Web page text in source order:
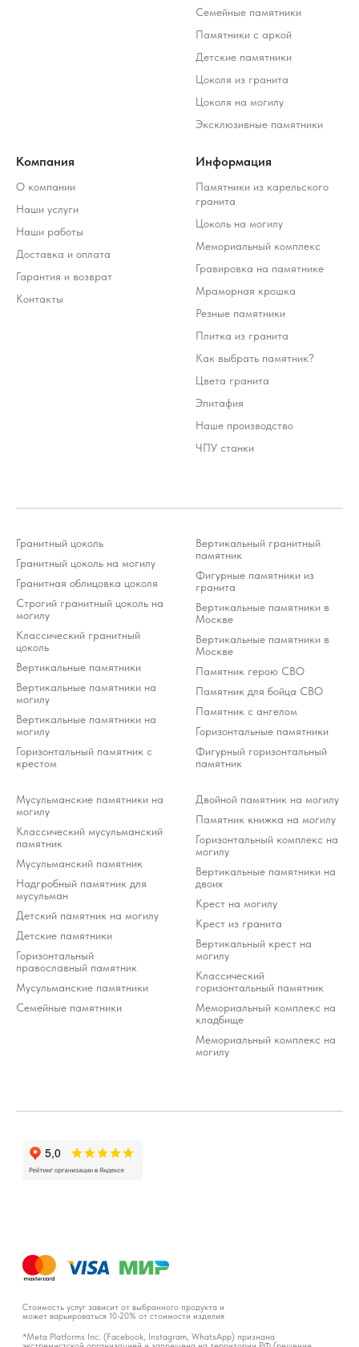
Семейные памятники
Памятники с аркой
Детские памятники
Цоколя из гранита
Цоколя на могилу
Эксклюзивные памятники
Компания
О компании
Наши услуги
Наши работы
Доставка и оплата
Гарантия и возврат
Контакты
Информация
Памятники из карельского
гранита
Цоколь на могилу
Мемориальный комплекс
Гравировка на памятнике
Мраморная крошка
Резные памятники
Плитка из гранита
Как выбрать памятник?
Цвета гранита
Эпитафия
Наше производство
ЧПУ станки
Гранитный цоколь
Гранитный цоколь на могилу
Гранитная облицовка цоколя
Строгий гранитный цоколь на
могилу
Классический гранитный
цоколь
Вертикальные памятники
Вертикальные памятники на
могилу
Вертикальные памятники на
могилу
Горизонтальный памятник с
крестом
Вертикальный гранитный
памятник
Фигурные памятники из
гранита
Вертикальные памятники в
Москве
Вертикальные памятники в
Москве
Памятник герою СВО
Памятник для бойца СВО
Памятник с ангелом
Горизонтальные памятники
Фигурный горизонтальный
памятник
Мусульманские памятники на
могилу
Классический мусульманский
памятник
Мусульманский памятник
Надгробный памятник для
мусульман
Детский памятник на могилу
Детские памятники
Горизонтальный
православный памятник
Мусульманские памятники
Семейные памятники
Двойной памятник на могилу
Памятник книжка на могилу
Горизонтальный комплекс на
могилу
Вертикальные памятники на
двоих
Крест на могилу
Крест из гранита
Вертикальный крест на
могилу
Классический
горизонтальный памятник
Мемориальный комплекс на
кладбище
Мемориальный комплекс на
могилу
Политика конфиденциальности
Стоимость услуг зависит от выбранного продукта и
может варьироваться 10-20% от стоимости изделия
*Meta Platforms Inc. (Facebook, Instagram, WhatsApp) признана
Тверского районного суда г. Москвы от 21.03.2022 г.). Оператор осуждает
деятельность Meta, но использует WhatsApp исключительно по выбору
клиента.